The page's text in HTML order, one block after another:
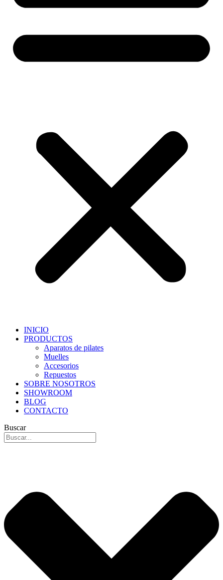
INICIO
PRODUCTOS
Aparatos de pilates
Muelles
Accesorios
Repuestos
SOBRE NOSOTROS
SHOWROOM
BLOG
CONTACTO
Buscar